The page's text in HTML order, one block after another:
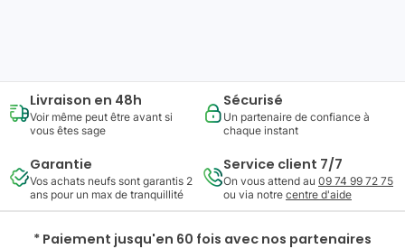
Livraison en 48h
Voir même peut être avant si
vous êtes sage
Sécurisé
Un partenaire de confiance à
chaque instant
Garantie
Vos achats neufs sont garantis 2
ans pour un max de tranquillité
Service client 7/7
On vous attend au 09 74 99 72 75
ou via notre centre d'aide
* Paiement jusqu'en 60 fois avec nos partenaires